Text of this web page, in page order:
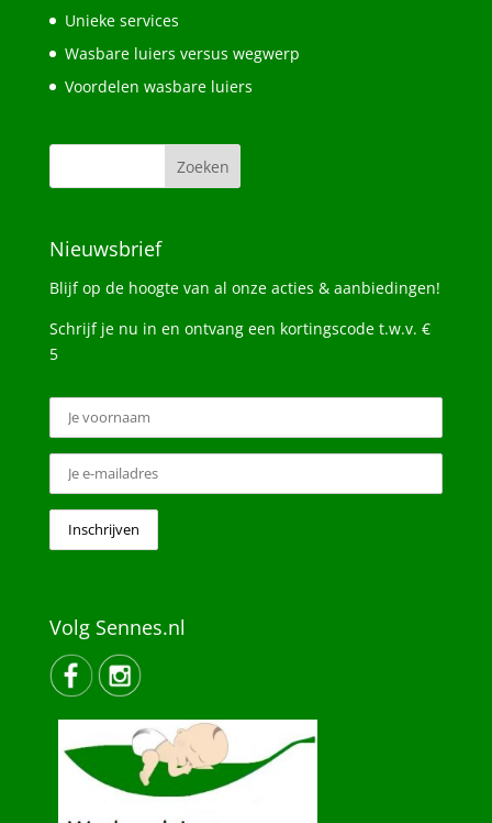
Unieke services
Wasbare luiers versus wegwerp
Voordelen wasbare luiers
Nieuwsbrief
Blijf op de hoogte van al onze acties & aanbiedingen!
Schrijf je nu in en ontvang een kortingscode t.w.v. €
5
Volg Sennes.nl